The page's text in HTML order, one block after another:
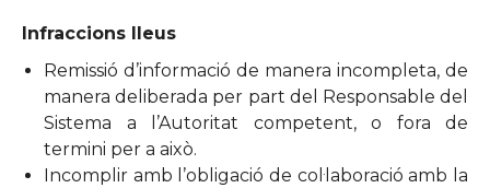
Infraccions lleus
Remissió d’informació de manera incompleta, de
manera deliberada per part del Responsable del
Sistema a l’Autoritat competent, o fora de
termini per a això.
Incomplir amb l’obligació de col·laboració amb la